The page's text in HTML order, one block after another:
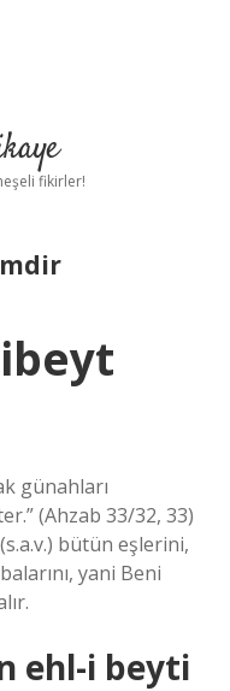
fikirler!
günahları
(Ahzab 33/32, 33)
bütün eşlerini,
yani Beni
ehl-i beyti